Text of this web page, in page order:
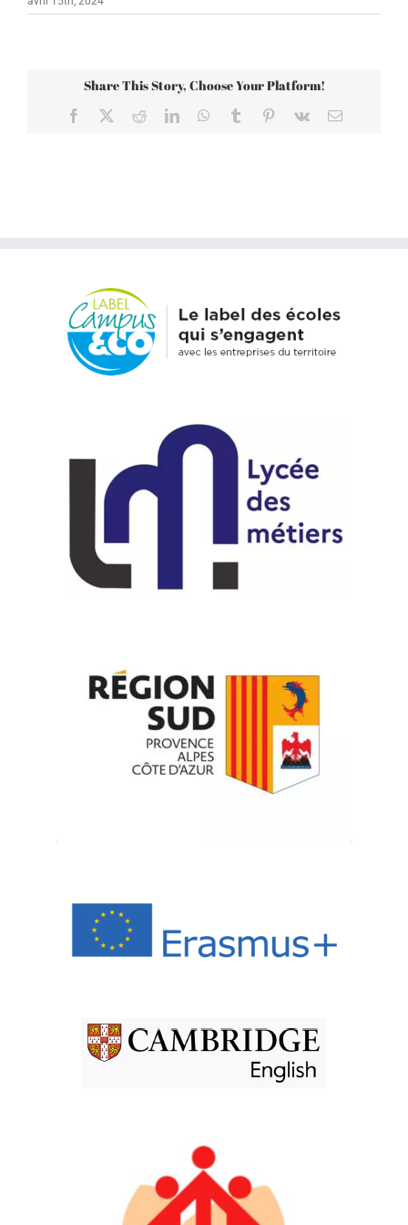
Share This Story, Choose Your Platform!
Facebook RedditLinkedInWhatsApp
Tumblr Pinterest
Vk Email